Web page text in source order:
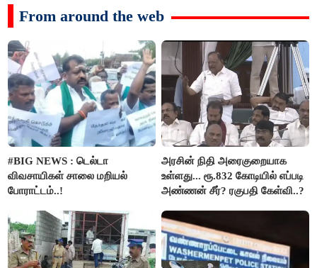
From around the web
#BIG NEWS : டெல்டா
விவசாயிகள் சாலை மறியல்
போராட்டம்..!
அரசின் நிதி அரைகுறையாக
உள்ளது... ரூ.832 கோடியில் எப்படி
அண்ணன் சீர்? ரகுபதி கேள்வி..?